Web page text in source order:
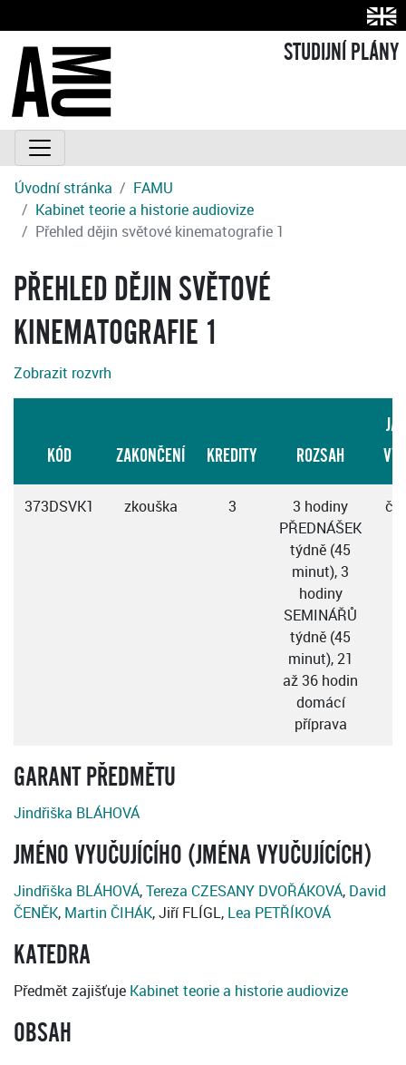
STUDIJNÍ PLÁNY
Úvodní stránka
FAMU
Kabinet teorie a historie audiovize
Přehled dějin světové kinematografie 1
PŘEHLED DĚJIN SVĚTOVÉ
KINEMATOGRAFIE 1
Zobrazit rozvrh
KÓD ZAKONČENÍ KREDITY ROZSAH
373DSVK1 zkouška 3
3 hodiny
PŘEDNÁŠEK
týdně (45
minut), 3
hodiny
SEMINÁŘŮ
týdně (45
minut), 21
až 36 hodin
domácí
příprava
GARANT PŘEDMĚTU
Jindřiška BLÁHOVÁ
JMÉNO VYUČUJÍCÍHO (JMÉNA VYUČUJÍCÍCH)
Jindřiška BLÁHOVÁ,Tereza CZESANY DVOŘÁKOVÁ, David
ČENĚK, Martin ČIHÁK, Jiří FLÍGL, Lea PETŘÍKOVÁ
KATEDRA
Předmět zajišťuje Kabinet teorie a historie audiovize
OBSAH